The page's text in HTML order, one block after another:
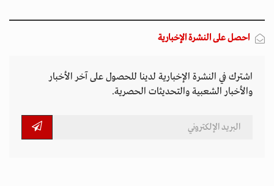
احصل على النشرة الإخبارية
اشترك في النشرة الإخبارية لدينا للحصول على آخر الأخبار
والأخبار الشعبية والتحديثات الحصرية.